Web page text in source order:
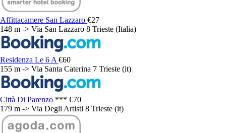
Affittacamere San Lazzaro €27
148 m -> Via San Lazzaro 8 Trieste (Italia)
Residenza Le 6 A €60
155 m -> Via Santa Caterina 7 Trieste (it)
Città Di Parenzo *** €70
179 m -> Via Degli Artisti 8 Trieste (it)